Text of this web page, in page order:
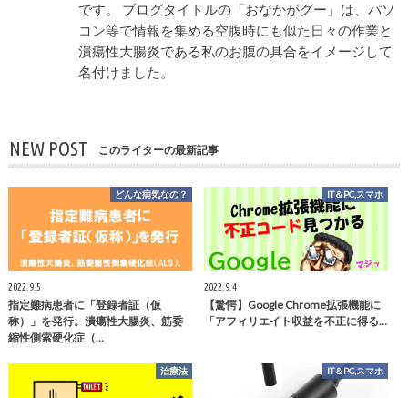
です。 ブログタイトルの「おなかがグー」は、パソ
コン等で情報を集める空腹時にも似た日々の作業と
潰瘍性大腸炎である私のお腹の具合をイメージして
名付けました。
NEW POST このライターの最新記事
どんな病気なの？
2022.9.5
指定難病患者に「登録者証（仮
称）」を発行。潰瘍性大腸炎、筋委
縮性側索硬化症（…
IT＆PC,スマホ
2022.9.4
【驚愕】Google Chrome拡張機能に
「アフィリエイト収益を不正に得る…
治療法 IT＆PC,スマホ